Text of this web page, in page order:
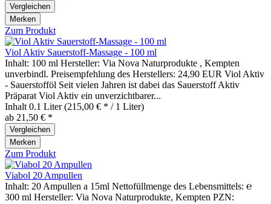
Vergleichen
Merken
Zum Produkt
Viol Aktiv Sauerstoff-Massage - 100 ml
Inhalt: 100 ml Hersteller: Via Nova Naturprodukte , Kempten
unverbindl. Preisempfehlung des Herstellers: 24,90 EUR Viol Aktiv
- Sauerstofföl Seit vielen Jahren ist dabei das Sauerstoff Aktiv
Präparat Viol Aktiv ein unverzichtbarer...
Inhalt 0.1 Liter(215,00 € * / 1 Liter)
ab 21,50 € *
Vergleichen
Merken
Zum Produkt
Viabol 20 Ampullen
Inhalt: 20 Ampullen a 15ml Nettofüllmenge des Lebensmittels: ℮
300 ml Hersteller: Via Nova Naturprodukte, Kempten PZN: